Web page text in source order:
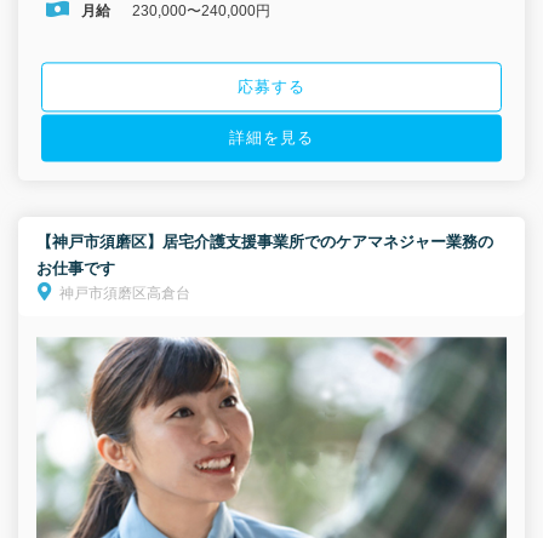
月給 230,000〜240,000円
応募する
詳細を見る
【神戸市須磨区】居宅介護支援事業所でのケアマネジャー業務の
お仕事です
神戸市須磨区高倉台